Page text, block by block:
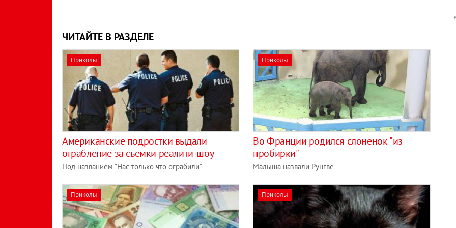
ЧИТАЙТЕ В РАЗДЕЛЕ
Приколы
Американские подростки выдали
ограбление за сьемки реалити-шоу
Под названием "Нас только что ограбили"
Приколы
Во Франции родился слоненок "из
пробирки"
Малыша назвали Рунгве
Приколы Приколы